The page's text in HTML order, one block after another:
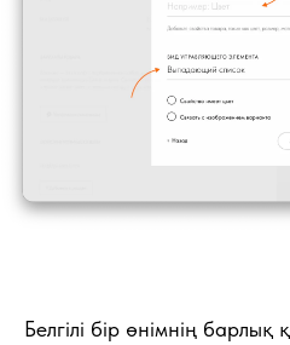
Белгілі бір өнімнің барлық